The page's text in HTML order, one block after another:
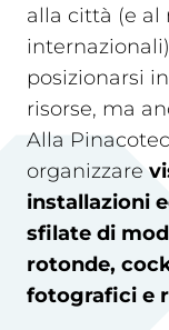
alla città (e al
posizionarsi
risorse, ma
Alla
organizzare
installazioni
sfilate di
rotonde,
fotografici e